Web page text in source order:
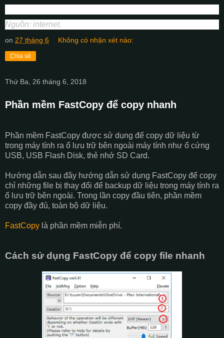
Nguồn: internet.
on 27 tháng 6 Không có nhận xét nào:
Chia sẻ
Thứ Ba, 26 tháng 6, 2018
Phần mềm FastCopy để copy nhanh
Phần mềm FastCopy được sử dụng để copy dữ liệu từ
trong máy tính ra ổ lưu trữ bên ngoài máy tính như ổ cứng
USB, USB Flash Disk, thẻ nhớ SD Card.
Hướng dẫn sau đây hướng dẫn sử dụng FastCopy để copy
chỉ những file bị thay đổi để backup dữ liệu trong máy tính ra
ổ lưu trữ bên ngoài. Trong lần copy đầu tiên, phần mềm
copy đầy đủ, toàn bộ dữ liệu.
FastCopy là phần mềm miễn phí.
Cách sử dụng FastCopy để copy file nhanh